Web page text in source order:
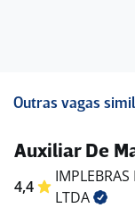
Outras vagas
Auxiliar De
4,4
LTDA